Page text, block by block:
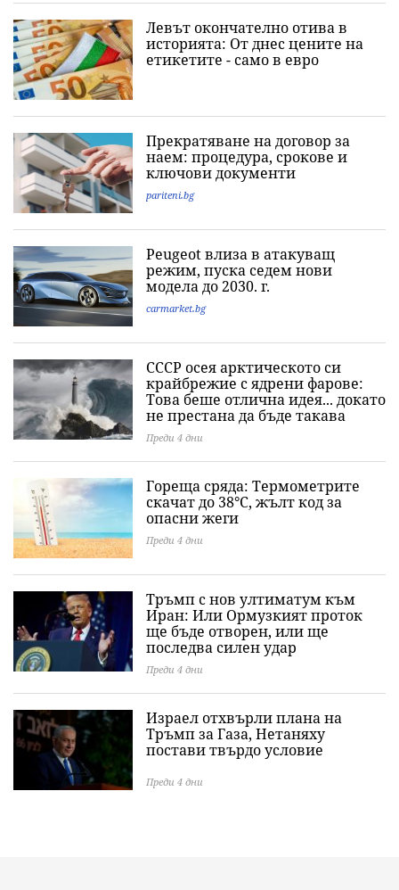
Левът окончателно отива в
историята: Oт днес цените на
етикетите - само в евро
Прекратяване на договор за
наем: процедура, срокове и
ключови документи
pariteni.bg
Peugeot влиза в атакуващ
режим, пуска седем нови
модела до 2030. г.
carmarket.bg
СССР осея арктическото си
крайбрежие с ядрени фарове:
Това беше отлична идея... докато
не престана да бъде такава
Преди 4 дни
Гореща сряда: Термометрите
скачат до 38°C, жълт код за
опасни жеги
Преди 4 дни
Тръмп с нов ултиматум към
Иран: Или Ормузкият проток
ще бъде отворен, или ще
последва силен удар
Преди 4 дни
Израел отхвърли плана на
Тръмп за Газа, Нетаняху
постави твърдо условие
Преди 4 дни